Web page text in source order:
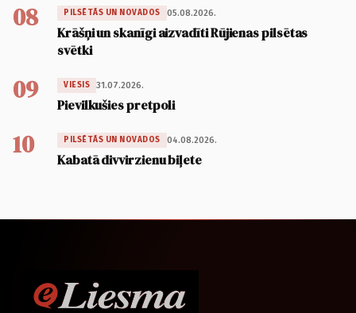
08 PILSĒTĀS UN NOVADOS 05.08.2026.
Krāšņi un skanīgi aizvadīti Rūjienas pilsētas
svētki
09 VIESIS 31.07.2026.
Pievilkušies pretpoli
10 PILSĒTĀS UN NOVADOS 04.08.2026.
Kabatā divvirzienu biļete